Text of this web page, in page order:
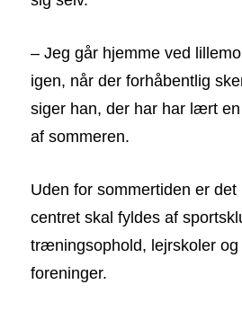
– Jeg går hjemme ved
igen, når der forhåbentlig
siger han, der har har lært
af sommeren.
Uden for sommertiden er
centret skal fyldes af
træningsophold, lejrskoler og
foreninger.